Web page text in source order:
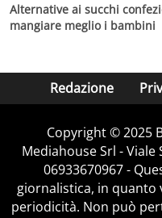
Alternative ai succhi
mangiare meglio i bambini
Redazione
Copyright © 2025
Mediahouse Srl - Viale
06933670967 -
giornalistica, in quanto
periodicità. Non può